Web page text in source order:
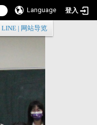
Language 登入
:::
LINE 网站导览